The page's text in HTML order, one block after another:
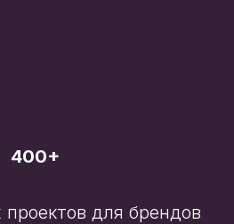
400+
проектов для брендов